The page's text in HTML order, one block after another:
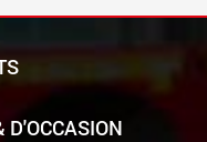
D'OCCASION